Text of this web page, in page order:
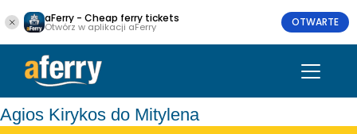
aFerry - Cheap ferry tickets
Otwórz w aplikacji aFerry OTWARTE
Agios Kirykos do Mitylena